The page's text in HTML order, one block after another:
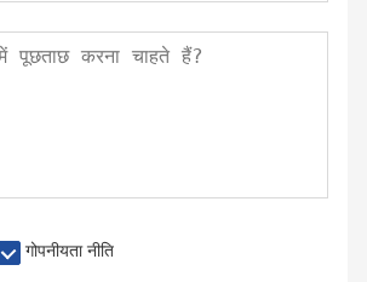
गोपनीयता नीति